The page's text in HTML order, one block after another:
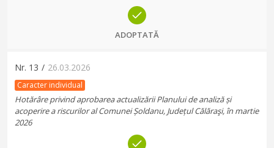
ADOPTATĂ
Nr. 13 / 26.03.2026
Caracter individual
Hotărâre privind aprobarea actualizării Planului de analiză și
acoperire a riscurilor al Comunei Șoldanu, Județul Călăraşi, în martie
2026